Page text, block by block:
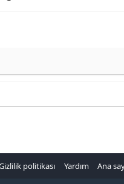
politikası Yardım Ana